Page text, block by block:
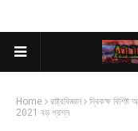
Home রাষ্ট্রবিজ্ঞান
দ্বিকক্ষ
2021 বড় প্রশ্ন